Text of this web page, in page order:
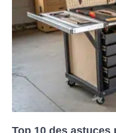
Top 10 des